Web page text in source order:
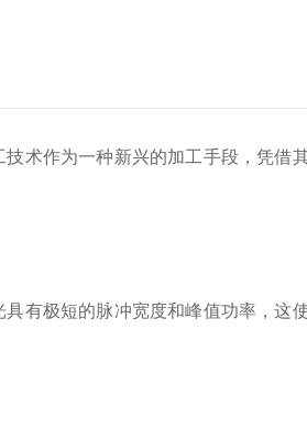
术作为一种新兴的加工手段，凭借
有极短的脉冲宽度和峰值功率，这